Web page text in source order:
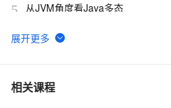
5 从JVM角度看Java多态
6 WebKit  上的JS直接使用Java Bean
7 Java 图书管理系统详解
相关课程